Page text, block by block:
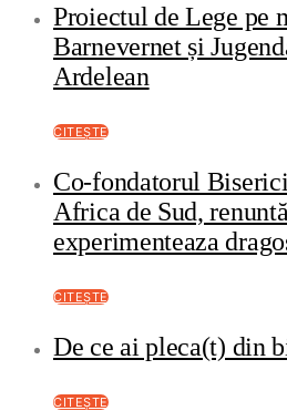
Proiectul de Lege pe
Barnevernet și
Ardelean
CITEȘTE
Co-fondatorul
Africa de Sud,
experimenteaza
CITEȘTE
De ce ai pleca(t) din
CITEȘTE